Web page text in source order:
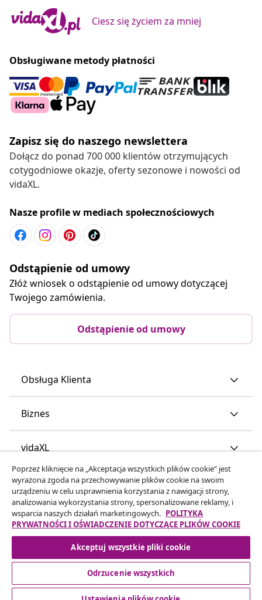
Ciesz się życiem za mniej
Obsługiwane metody płatności
Zapisz się do naszego newslettera
Dołącz do ponad 700 000 klientów otrzymujących
cotygodniowe okazje, oferty sezonowe i nowości od
vidaXL.
Nasze profile w mediach społecznościowych
Odstąpienie od umowy
Złóż wniosek o odstąpienie od umowy dotyczącej
Twojego zamówienia.
Odstąpienie od umowy
Obsługa Klienta
Biznes
vidaXL
Odkryj więcej
© 2008-2026 vidaXL www.vidaxl.pl jest sklepem internetowym
firmy vidaXL Marketplace Europe B.V
Poprzez kliknięcie na „Akceptacja wszystkich plików cookie” jest
wyrażona zgoda na przechowywanie plików cookie na swoim
urządzeniu w celu usprawnienia korzystania z nawigacji strony,
analizowania wykorzystania strony, spersonalizowane reklamy, i
wsparcia naszych działań marketingowych. POLITYKA
PRYWATNOŚCI I OŚWIADCZENIE DOTYCZĄCE PLIKÓW COOKIE
Akceptuj wszystkie pliki cookie
Odrzucenie wszystkich